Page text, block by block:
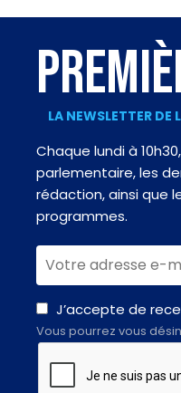
LA NEWSLETTER DE
Chaque lundi à
parlementaire, les
rédaction, ainsi que
programmes.
J’accepte de
Vous pourrez vous